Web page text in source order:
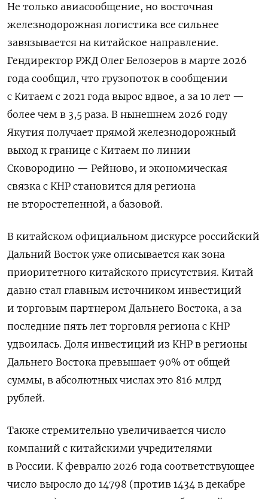
Не только авиасообщение, но восточная
железнодорожная логистика все сильнее
завязывается на китайское направление.
Гендиректор РЖД Олег Белозеров в марте 2026
года сообщил, что грузопоток в сообщении
с Китаем с 2021 года вырос вдвое, а за 10 лет —
более чем в 3,5 раза. В нынешнем 2026 году
Якутия получает прямой железнодорожный
выход к границе с Китаем по линии
Сковородино — Рейново, и экономическая
связка с КНР становится для региона
не второстепенной, а базовой.
В китайском официальном дискурсе российский
Дальний Восток уже описывается как зона
приоритетного китайского присутствия. Китай
давно стал главным источником инвестиций
и торговым партнером Дальнего Востока, а за
последние пять лет торговля региона с КНР
удвоилась. Доля инвестиций из КНР в регионы
Дальнего Востока превышает 90% от общей
суммы, в абсолютных числах это 816 млрд
рублей.
Также стремительно увеличивается число
компаний с китайскими учредителями
в России. К февралю 2026 года соответствующее
число выросло до 14798 (против 1434 в декабре